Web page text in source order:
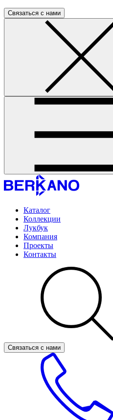
Связаться с нами
Каталог
Коллекции
Лукбук
Компания
Проекты
Контакты
Связаться с нами